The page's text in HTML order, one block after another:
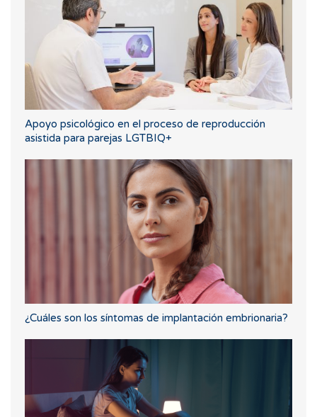
Apoyo psicológico en el proceso de reproducción
asistida para parejas LGTBIQ+
¿Cuáles son los síntomas de implantación embrionaria?